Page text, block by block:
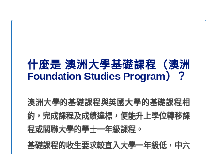
什麼是 澳洲大學基礎課程（澳洲
Foundation Studies Program）？
澳洲大學的基礎課程與英國大學的基礎課程相
約，完成課程及成績達標，便能升上學位轉移課
程或關聯大學的學士一年級課程。
基礎課程的收生要求較直入大學一年級低，中六